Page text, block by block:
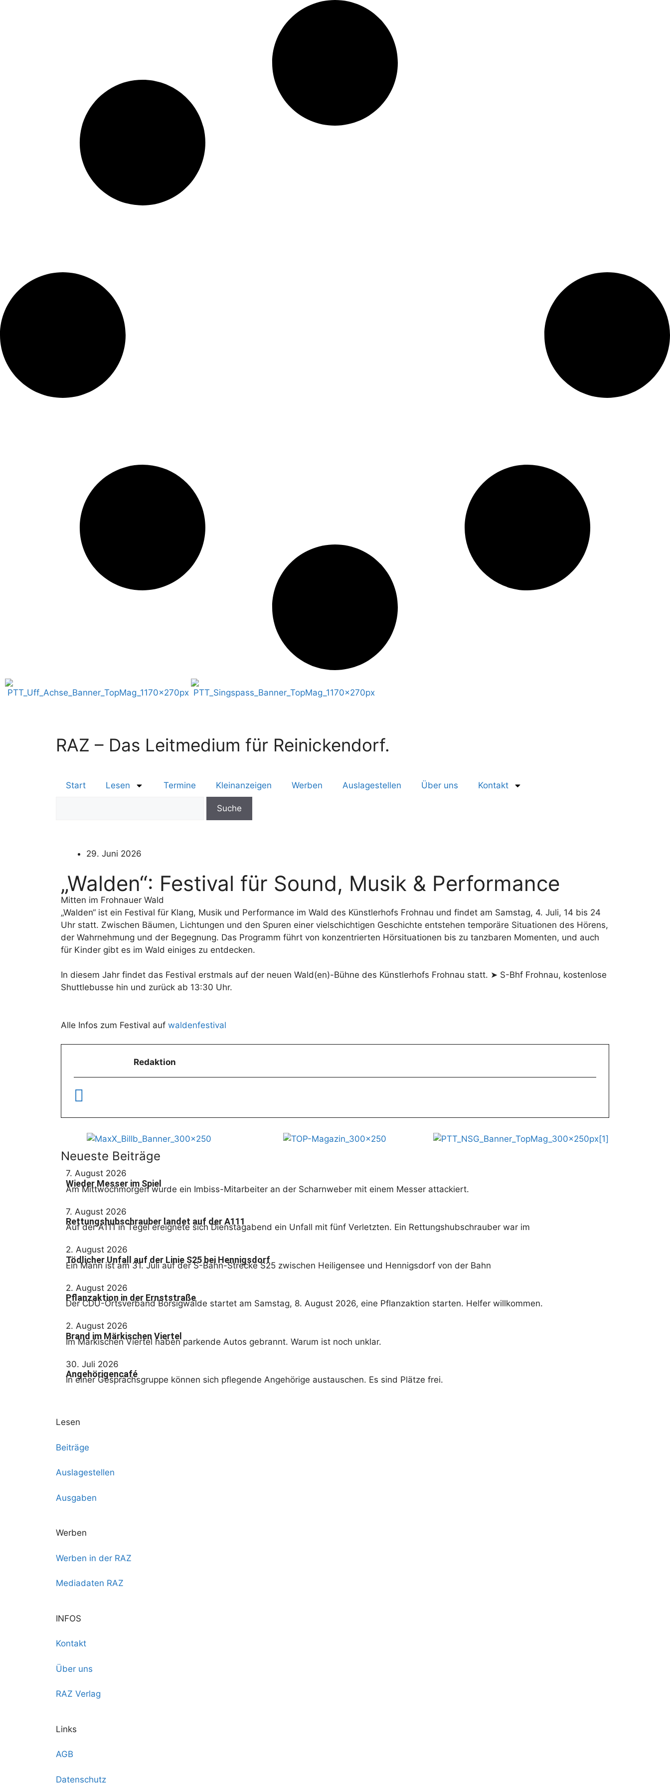
RAZ – Das Leitmedium für Reinickendorf.
Start Lesen Termine Kleinanzeigen Werben Auslagestellen Über uns Kontakt
29. Juni 2026
„Walden“: Festival für Sound, Musik & Performance
Mitten im Frohnauer Wald
„Walden“ ist ein Festival für Klang, Musik und Performance im Wald des Künstlerhofs Frohnau und findet am Samstag, 4. Juli, 14 bis 24
Uhr statt. Zwischen Bäumen, Lichtungen und den Spuren einer vielschichtigen Geschichte entstehen temporäre Situationen des Hörens,
der Wahrnehmung und der Begegnung. Das Programm führt von konzentrierten Hörsituationen bis zu tanzbaren Momenten, und auch
für Kinder gibt es im Wald einiges zu entdecken.
In diesem Jahr findet das Festival erstmals auf der neuen Wald(en)-Bühne des Künstlerhofs Frohnau statt. ➤ S-Bhf Frohnau, kostenlose
Shuttlebusse hin und zurück ab 13:30 Uhr.
Alle Infos zum Festival auf waldenfestival
Redaktion
Neueste Beiträge
7. August 2026
Wieder Messer im Spiel
Am Mittwochmorgen wurde ein Imbiss-Mitarbeiter an der Scharnweber mit einem Messer attackiert.
7. August 2026
Rettungshubschrauber landet auf der A111
Auf der A111 in Tegel ereignete sich Dienstagabend ein Unfall mit fünf Verletzten. Ein Rettungshubschrauber war im
2. August 2026
Tödlicher Unfall auf der Linie S25 bei Hennigsdorf
Ein Mann ist am 31. Juli auf der S-Bahn-Strecke S25 zwischen Heiligensee und Hennigsdorf von der Bahn
2. August 2026
Pflanzaktion in der Ernststraße
Der CDU-Ortsverband Borsigwalde startet am Samstag, 8. August 2026, eine Pflanzaktion starten. Helfer willkommen.
2. August 2026
Brand im Märkischen Viertel
Im Märkischen Viertel haben parkende Autos gebrannt. Warum ist noch unklar.
30. Juli 2026
Angehörigencafé
In einer Gesprächsgruppe können sich pflegende Angehörige austauschen. Es sind Plätze frei.
Lesen
Beiträge
Auslagestellen
Ausgaben
Werben
Werben in der RAZ
Mediadaten RAZ
INFOS
Kontakt
Über uns
RAZ Verlag
Links
AGB
Datenschutz